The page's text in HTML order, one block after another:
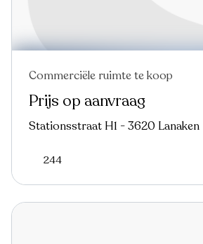
Commerciële ruimte te koop
Prijs op aanvraag
Stationsstraat H1 - 3620 Lanaken
244